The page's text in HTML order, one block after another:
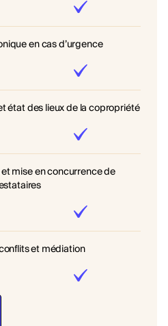
en cas d’urgence
état des lieux de la copropriété
mise en concurrence de
et médiation